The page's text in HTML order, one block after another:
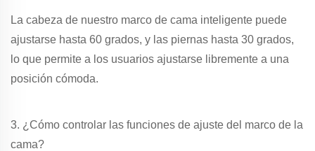
La cabeza de nuestro marco de cama inteligente puede
ajustarse hasta 60 grados, y las piernas hasta 30 grados,
lo que permite a los usuarios ajustarse libremente a una
posición cómoda.
3. ¿Cómo controlar las funciones de ajuste del marco de la
cama?